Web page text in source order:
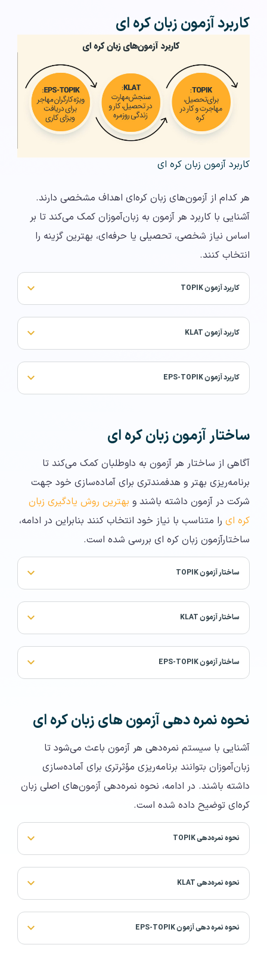
کاربرد آزمون زبان کره ای
کاربرد آزمون زبان کره ای
هر کدام از آزمون‌های زبان کره‌ای اهداف مشخصی دارند.
آشنایی با کاربرد هر آزمون به زبان‌آموزان کمک می‌کند تا بر
اساس نیاز شخصی، تحصیلی یا حرفه‌ای، بهترین گزینه را
انتخاب کنند.
کاربرد آزمون TOPIK
کاربرد آزمون KLAT
کاربرد آزمون EPS-TOPIK
ساختار آزمون زبان کره ای
آگاهی از ساختار هر آزمون به داوطلبان کمک می‌کند تا
برنامه‌ریزی بهتر و هدفمندتری برای آماده‌سازی خود جهت
شرکت در آزمون داشته باشند و بهترین روش یادگیری زبان
کره ای را متناسب با نیاز خود انتخاب کنند بنابراین در ادامه،
ساختارآزمون زبان کره ای بررسی شده است.
ساختار آزمون TOPIK
ساختار آزمون KLAT
ساختار آزمون EPS-TOPIK
نحوه نمره دهی آزمون های زبان کره ای
آشنایی با سیستم نمره‌دهی هر آزمون باعث می‌شود تا
زبان‌آموزان بتوانند برنامه‌ریزی مؤثرتری برای آماده‌سازی
داشته باشند. در ادامه، نحوه نمره‌دهی آزمون‌های اصلی زبان
کره‌ای توضیح داده شده است.
نحوه نمره‌دهی TOPIK
نحوه نمره‌دهی KLAT
نحوه نمره دهی آزمون EPS-TOPIK